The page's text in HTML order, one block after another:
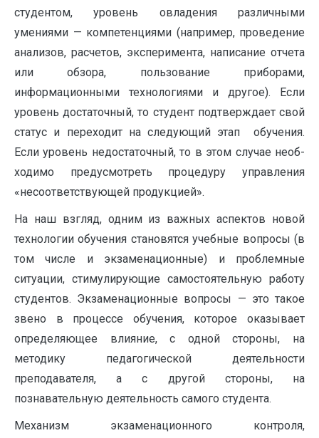
студентом, уровень овладения различными
умениями — компетенциями (например, проведение
анализов, расчетов, эксперимента, написание отчета
или обзора, пользование приборами,
информационными технологиями и другое). Если
уровень достаточный, то студент подтверждает свой
статус и пе­реходит на следующий этап обучения.
Если уровень недостаточный, то в этом случае необ­
ходимо предусмотреть процедуру управления
«несоответствующей продукцией».
На наш взгляд, одним из важных аспектов новой
технологии обучения становятся учебные вопросы (в
том числе и экзаменационные) и проблемные
ситуации, стимулирующие самостоятельную работу
студентов. Экзаменационные вопросы — это такое
звено в процессе обучения, которое оказывает
определяющее влияние, с одной стороны, на
методику педагогической деятельности
преподавателя, а с другой стороны, на
познавательную деятельность самого студента.
Механизм экзаменационного контроля,